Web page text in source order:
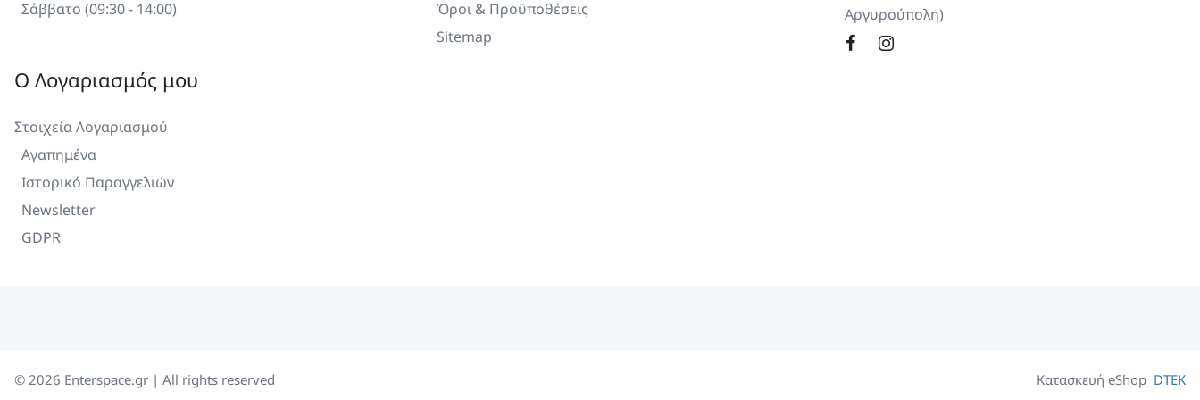
Σάββατο (09:30 - 14:00)
Όροι & Προϋποθέσεις
Sitemap
Ο Λογαριασμός μου
Στοιχεία Λογαριασμού
Αγαπημένα
Ιστορικό Παραγγελιών
Newsletter
GDPR
Αργυρούπολη)
© 2026 Enterspace.gr | All rights reserved Κατασκευή eShop DTEK